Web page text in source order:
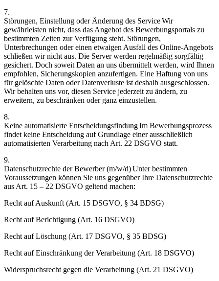
7.
Störungen, Einstellung oder Änderung des Service Wir
gewährleisten nicht, dass das Angebot des Bewerbungsportals zu
bestimmten Zeiten zur Verfügung steht. Störungen,
Unterbrechungen oder einen etwaigen Ausfall des Online-Angebots
schließen wir nicht aus. Die Server werden regelmäßig sorgfältig
gesichert. Doch soweit Daten an uns übermittelt werden, wird Ihnen
empfohlen, Sicherungskopien anzufertigen. Eine Haftung von uns
für gelöschte Daten oder Datenverluste ist deshalb ausgeschlossen.
Wir behalten uns vor, diesen Service jederzeit zu ändern, zu
erweitern, zu beschränken oder ganz einzustellen.
8.
Keine automatisierte Entscheidungsfindung Im Bewerbungsprozess
findet keine Entscheidung auf Grundlage einer ausschließlich
automatisierten Verarbeitung nach Art. 22 DSGVO statt.
9.
Datenschutzrechte der Bewerber (m/w/d) Unter bestimmten
Voraussetzungen können Sie uns gegenüber Ihre Datenschutzrechte
aus Art. 15 – 22 DSGVO geltend machen:
Recht auf Auskunft (Art. 15 DSGVO, § 34 BDSG)
Recht auf Berichtigung (Art. 16 DSGVO)
Recht auf Löschung (Art. 17 DSGVO, § 35 BDSG)
Recht auf Einschränkung der Verarbeitung (Art. 18 DSGVO)
Widerspruchsrecht gegen die Verarbeitung (Art. 21 DSGVO)